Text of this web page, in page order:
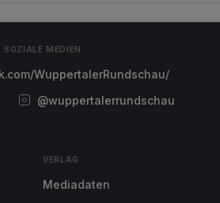
SOZIALE MEDIEN
WuppertalerRundschau/
@wuppertalerrundschau
VERLAG
Mediadaten